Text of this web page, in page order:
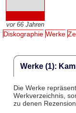
vor 66 Jahren
Diskographie Werke
Werke (1):
Die Werke
Werkverzeichnis,
zu denen